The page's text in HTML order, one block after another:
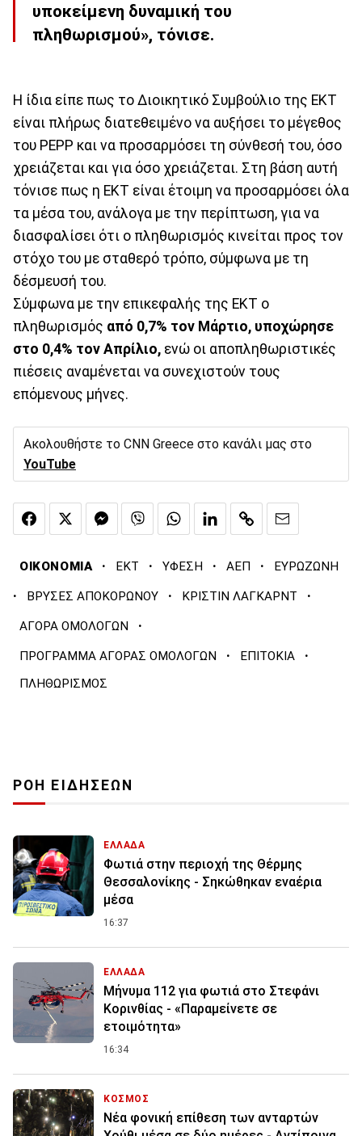
υποκείμενη δυναμική του
πληθωρισμού», τόνισε.
Η ίδια είπε πως το Διοικητικό Συμβούλιο της ΕΚΤ
είναι πλήρως διατεθειμένο να αυξήσει το μέγεθος
του PEPP και να προσαρμόσει τη σύνθεσή του, όσο
χρειάζεται και για όσο χρειάζεται. Στη βάση αυτή
τόνισε πως η ΕΚΤ είναι έτοιμη να προσαρμόσει όλα
τα μέσα του, ανάλογα με την περίπτωση, για να
διασφαλίσει ότι ο πληθωρισμός κινείται προς τον
στόχο του με σταθερό τρόπο, σύμφωνα με τη
δέσμευσή του.
Σύμφωνα με την επικεφαλής της ΕΚΤ ο
πληθωρισμός από 0,7% τον Μάρτιο, υποχώρησε
στο 0,4% τον Απρίλιο, ενώ οι αποπληθωριστικές
πιέσεις αναμένεται να συνεχιστούν τους
επόμενους μήνες.
Ακολουθήστε το CNN Greece στο κανάλι μας στο
YouTube
ΟΙΚΟΝΟΜΙΑ · ΕΚΤ · ΥΦΕΣΗ · ΑΕΠ · ΕΥΡΩΖΩΝΗ
· ΒΡΥΣΕΣ ΑΠΟΚΟΡΩΝΟΥ · ΚΡΙΣΤΙΝ ΛΑΓΚΑΡΝΤ ·
ΑΓΟΡΑ ΟΜΟΛΟΓΩΝ ·
ΠΡΟΓΡΑΜΜΑ ΑΓΟΡΑΣ ΟΜΟΛΟΓΩΝ · ΕΠΙΤΟΚΙΑ ·
ΠΛΗΘΩΡΙΣΜΟΣ
ΡΟΗ ΕΙΔΗΣΕΩΝ
ΕΛΛΑΔΑ
Φωτιά στην περιοχή της Θέρμης
Θεσσαλονίκης - Σηκώθηκαν εναέρια
μέσα
16:37
ΕΛΛΑΔΑ
Μήνυμα 112 για φωτιά στο Στεφάνι
Κορινθίας - «Παραμείνετε σε
ετοιμότητα»
16:34
ΚΟΣΜΟΣ
Νέα φονική επίθεση των ανταρτών